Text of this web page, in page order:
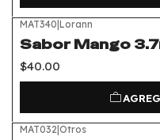
MAT340|Lorann
Sabor Mango
$40.00
MAT032|Otros